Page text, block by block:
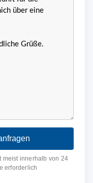
meist innerhalb von 24
erforderlich